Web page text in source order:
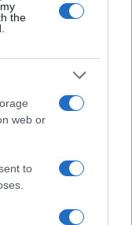
the
web or
to
- Χανιά:
έξω από
και
στο σκηνικό